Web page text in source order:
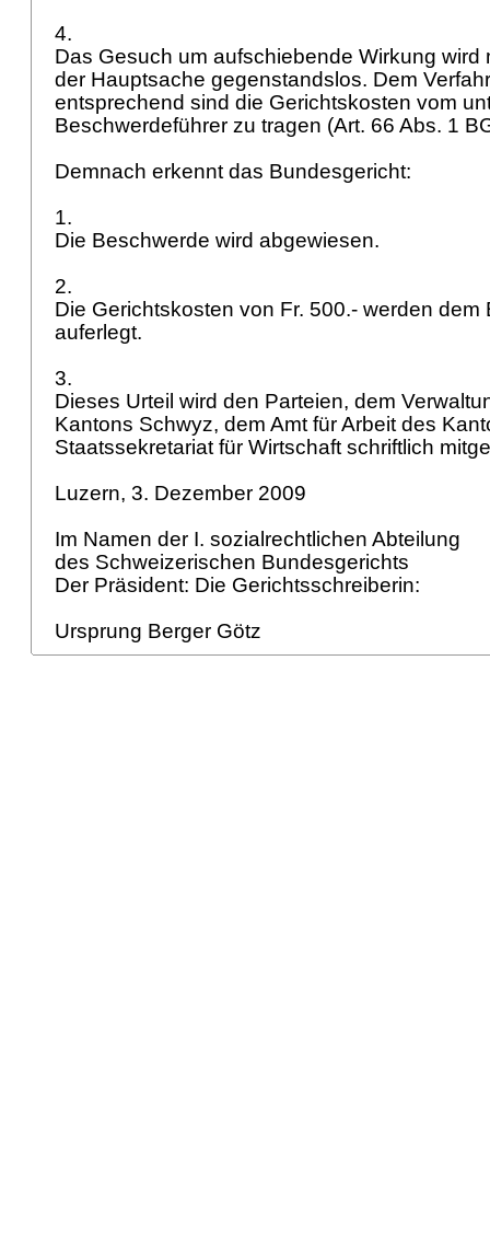
4.
Das Gesuch um aufschiebende Wirkung wird
der Hauptsache gegenstandslos. Dem
entsprechend sind die Gerichtskosten vom
Beschwerdeführer zu tragen (Art. 66 Abs. 1
Demnach erkennt das Bundesgericht:
1.
Die Beschwerde wird abgewiesen.
2.
Die Gerichtskosten von Fr. 500.- werden dem
auferlegt.
3.
Dieses Urteil wird den Parteien, dem
Kantons Schwyz, dem Amt für Arbeit des
Staatssekretariat für Wirtschaft schriftlich
Luzern, 3. Dezember 2009
Im Namen der I. sozialrechtlichen Abteilung
des Schweizerischen Bundesgerichts
Der Präsident: Die Gerichtsschreiberin:
Ursprung Berger Götz